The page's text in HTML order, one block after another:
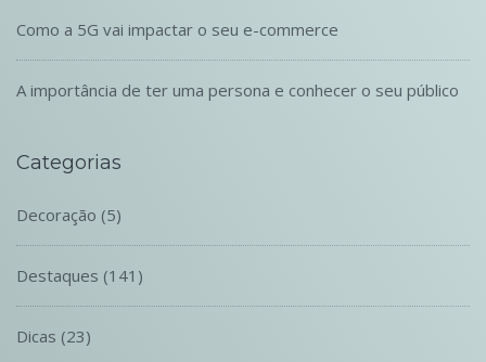
Como a 5G vai impactar o seu e-commerce
A importância de ter uma persona e conhecer o seu público
Categorias
Decoração (5)
Destaques (141)
Dicas (23)